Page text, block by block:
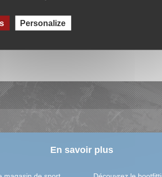
En savoir plus
Personalize